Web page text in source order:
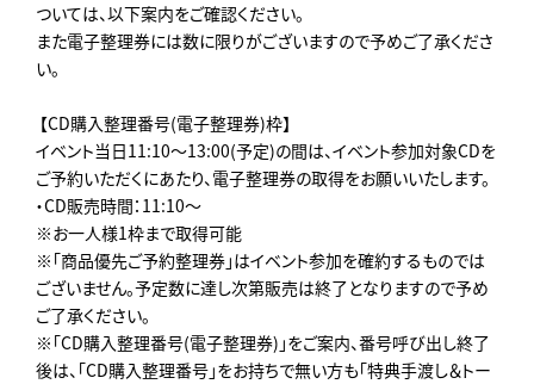
ついては、以下案内をご確認ください。
また電子整理券には数に限りがございますので予めご了承くださ
い。
【CD購入整理番号(電子整理券)枠】
イベント当日11:10～13:00(予定)の間は、イベント参加対象CDを
ご予約いただくにあたり、電子整理券の取得をお願いいたします。
・CD販売時間：11:10～
※お一人様1枠まで取得可能
※「商品優先ご予約整理券」はイベント参加を確約するものでは
ございません。予定数に達し次第販売は終了となりますので予め
ご了承ください。
※「CD購入整理番号(電子整理券)」をご案内、番号呼び出し終了
後は、「CD購入整理番号」をお持ちで無い方も「特典手渡し＆トー